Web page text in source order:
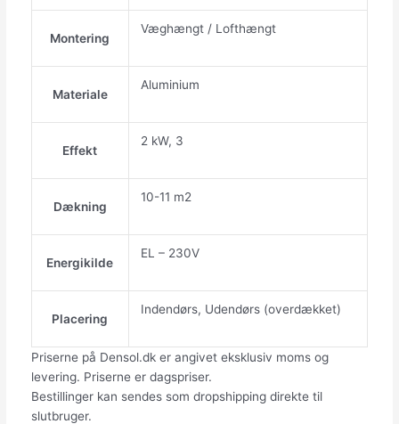
Montering
Væghængt / Lofthængt
Materiale
Aluminium
Effekt
2 kW, 3
Dækning
10-11 m2
Energikilde
EL – 230V
Placering
Indendørs, Udendørs (overdækket)
Priserne på Densol.dk er angivet eksklusiv moms og
levering. Priserne er dagspriser.
Bestillinger kan sendes som dropshipping direkte til
slutbruger.